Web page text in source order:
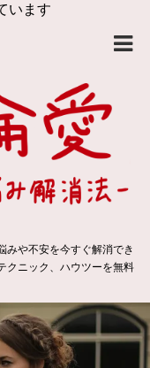
います
みや不安を今すぐ解消でき
クニック、ハウツーを無料